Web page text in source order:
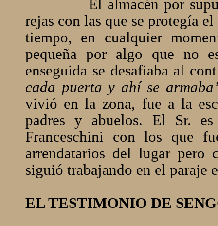
El almacén por
rejas con las que se protegía
tiempo, en cualquier
pequeña por algo que no
enseguida se desafiaba al
cada puerta y ahí se
vivió en la zona, fue a la
padres y abuelos. El Sr.
Franceschini con los que
arrendatarios del lugar
siguió trabajando en el paraje
EL TESTIMONIO DE